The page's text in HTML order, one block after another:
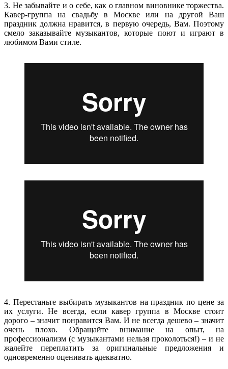
3. Не забывайте и о себе, как о главном виновнике торжества.
Кавер-группа на свадьбу в Москве или на другой Ваш
праздник должна нравится, в первую очередь, Вам. Поэтому
смело заказывайте музыкантов, которые поют и играют в
любимом Вами стиле.
4. Перестаньте выбирать музыкантов на праздник по цене за
их услуги. Не всегда, если кавер группа в Москве стоит
дорого – значит понравится Вам. И не всегда дешево – значит
очень плохо. Обращайте внимание на опыт, на
профессионализм (с музыкантами нельзя проколоться!) – и не
жалейте переплатить за оригинальные предложения и
одновременно оценивать адекватно.